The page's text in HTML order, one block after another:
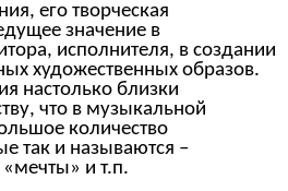
его творческая
значение в
исполнителя, в создании
художественных образов.
настолько близки
что в музыкальной
количество
так и называются –
и т.п.